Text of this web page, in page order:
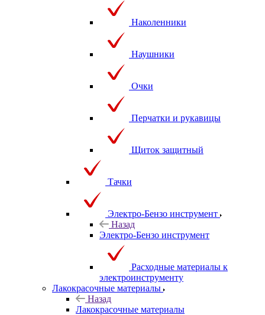
Наколенники
Наушники
Очки
Перчатки и рукавицы
Щиток защитный
Тачки
Электро-Бензо инструмент
Назад
Электро-Бензо инструмент
Расходные материалы к
электроинструменту
Лакокрасочные материалы
Назад
Лакокрасочные материалы